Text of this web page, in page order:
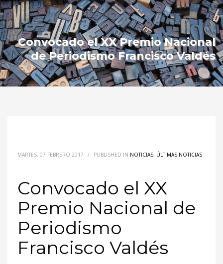
Convocado el XX Premio Nacional
de Periodismo Francisco Valdés
MARTES, 07 FEBRERO 2017 / PUBLISHED IN NOTICIAS, ÚLTIMAS NOTICIAS
Convocado el XX
Premio Nacional de
Periodismo
Francisco Valdés